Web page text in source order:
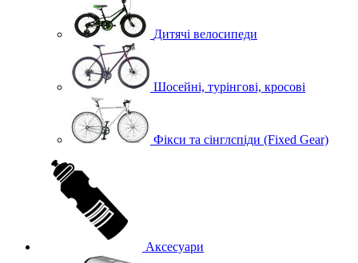
Дитячі велосипеди
Шосейні, турінгові, кросові
Фікси та сінглспіди (Fixed Gear)
Аксесуари